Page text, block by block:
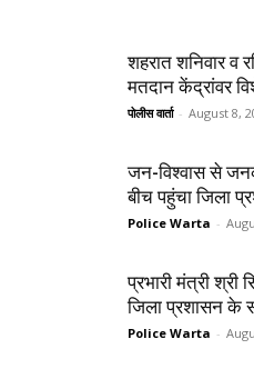
शहरात शनिवार व
मतदान केंद्रांवर
पोलीस वार्ता - August 8,
जन-विश्वास से
बीच पहुंचा जिला
Police Warta -
प्रभारी मंत्री श्री
जिला प्रशासन के
Police Warta -